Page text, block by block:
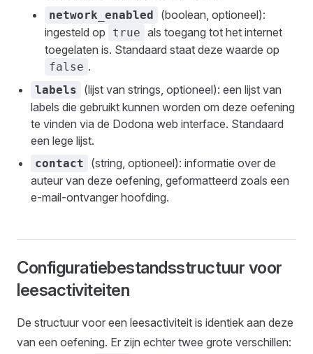
network_enabled
(boolean, optioneel):
ingesteld op
true als toegang tot het internet
toegelaten is. Standaard staat deze waarde op
false .
labels
(lijst van strings, optioneel): een lijst van
labels die gebruikt kunnen worden om deze oefening
te vinden via de Dodona web interface. Standaard
een lege lijst.
contact
(string, optioneel): informatie over de
auteur van deze oefening, geformatteerd zoals een
e-mail-ontvanger hoofding.
Configuratiebestandsstructuur voor
leesactiviteiten
De structuur voor een leesactiviteit is identiek aan deze
van een oefening. Er zijn echter twee grote verschillen: